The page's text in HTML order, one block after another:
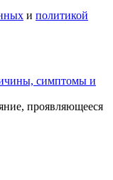
и политикой
симптомы и
проявляющееся